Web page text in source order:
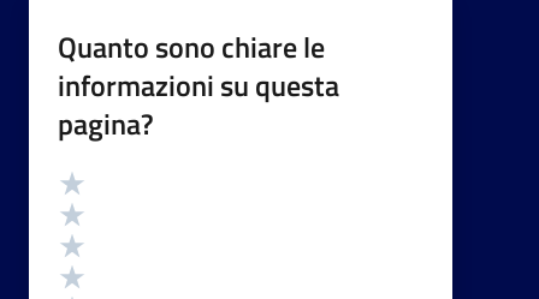
Quanto sono chiare le
informazioni su questa
pagina?
Valutazione